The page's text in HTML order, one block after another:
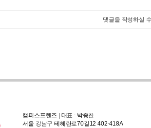
댓글을 작성하실
캠퍼스프렌즈 | 대표 : 박종찬
서울 강남구 테헤란로70길12 402-418A